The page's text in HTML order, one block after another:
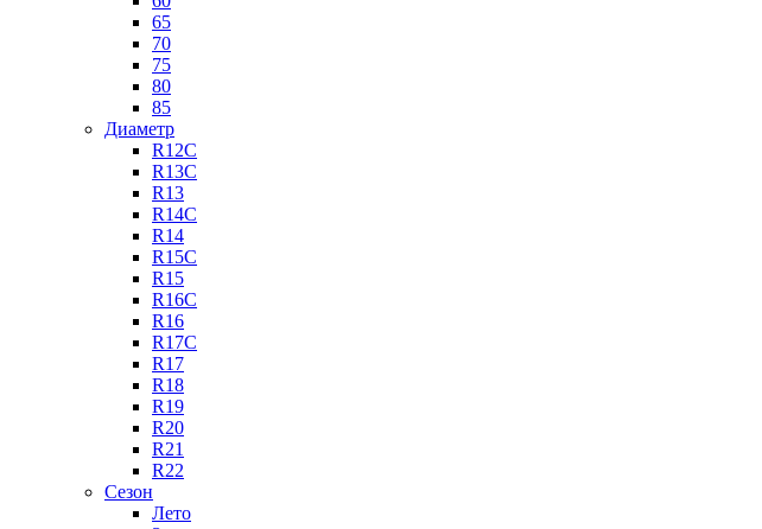
65
70
75
80
85
Диаметр
R12C
R13C
R13
R14C
R14
R15C
R15
R16C
R16
R17C
R17
R18
R19
R20
R21
R22
Сезон
Лето